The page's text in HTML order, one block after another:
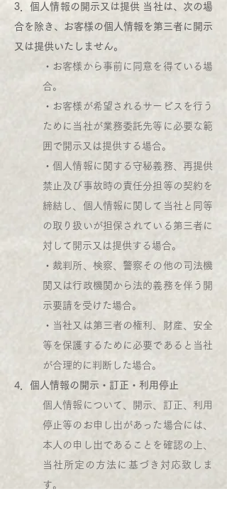
3．個人情報の開示又は提供 当社は、次の場
合を除き、お客様の個人情報を第三者に開示
又は提供いたしません。
・お客様から事前に同意を得ている場
合。
・お客様が希望されるサービスを行う
ために当社が業務委託先等に必要な範
囲で開示又は提供する場合。
・個人情報に関する守秘義務、再提供
禁止及び事故時の責任分担等の契約を
締結し、個人情報に関して当社と同等
の取り扱いが担保されている第三者に
対して開示又は提供する場合。
・裁判所、検察、警察その他の司法機
関又は行政機関から法的義務を伴う開
示要請を受けた場合。
・当社又は第三者の権利、財産、安全
等を保護するために必要であると当社
が合理的に判断した場合。
4．個人情報の開示・訂正・利用停止
個人情報について、開示、訂正、利用
停止等のお申し出があった場合には、
本人の申し出であることを確認の上、
当社所定の方法に基づき対応致しま
す。